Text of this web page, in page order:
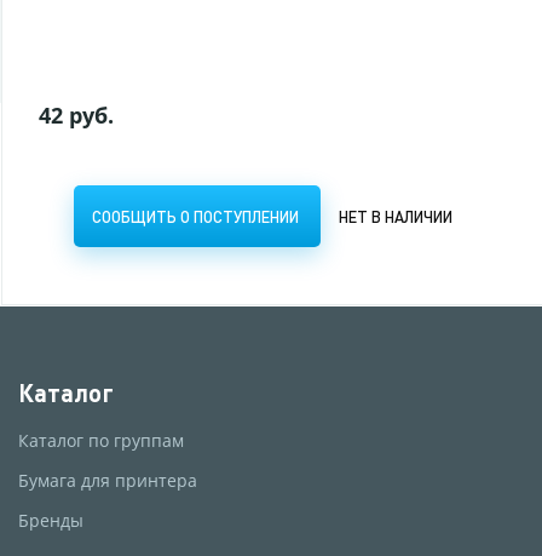
42 руб.
СООБЩИТЬ О ПОСТУПЛЕНИИ НЕТ В НАЛИЧИИ
Каталог
Каталог по группам
Бумага для принтера
Бренды